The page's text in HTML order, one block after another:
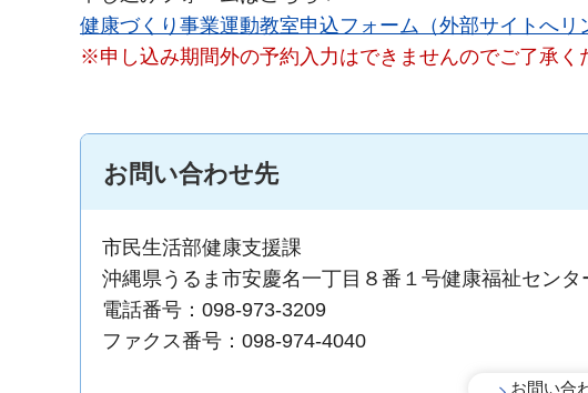
健康づくり事業運動教室申込フォーム（外部サイトへリ
※申し込み期間外の予約入力はできませんのでご了承く
お問い合わせ先
市民生活部健康支援課
沖縄県うるま市安慶名一丁目８番１号健康福祉セン
電話番号：098-973-3209
ファクス番号：098-974-4040